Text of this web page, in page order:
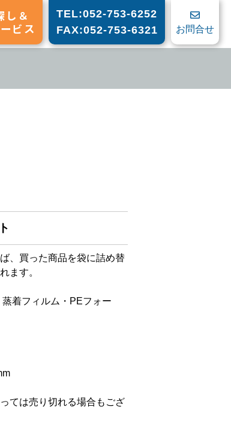
し＆
ビス
TEL:052-753-6252
FAX:052-753-6321
お問合せ
、買った商品を袋に詰め替
ます。
着フィルム・PEフォー
ては売り切れる場合もござ